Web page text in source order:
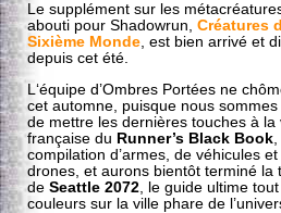
Le supplément sur les
abouti pour Shadowrun, Créatures
Sixième Monde, est bien arrivé et
depuis cet été.
L‘équipe d’Ombres Portées ne
cet automne, puisque nous sommes
de mettre les dernières touches à la
française du Runner’s Black Book
compilation d’armes, de véhicules
drones, et aurons bientôt terminé la
de Seattle 2072 , le guide ultime
couleurs sur la ville phare de